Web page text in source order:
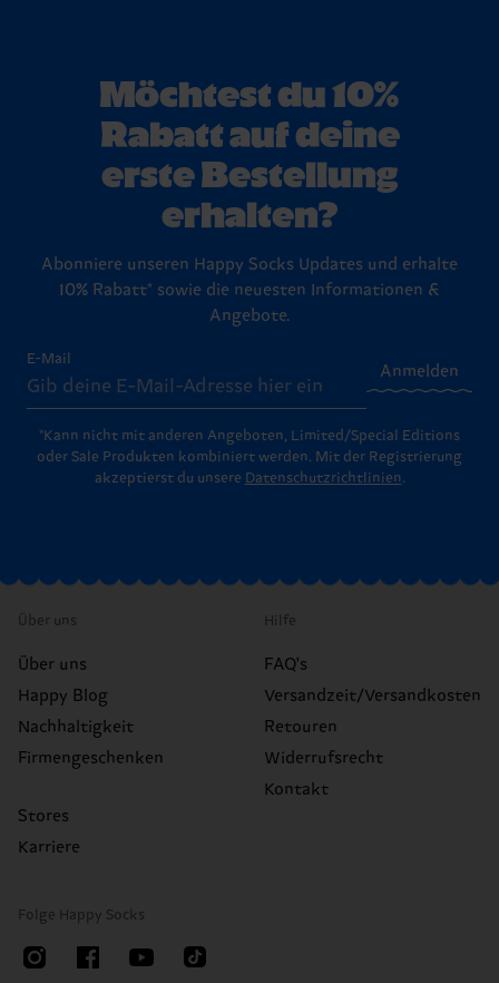
Möchtest du 10%
Rabatt auf deine
erste Bestellung
erhalten?
Abonniere unseren Happy Socks Updates und erhalte
10% Rabatt* sowie die neuesten Informationen &
Angebote.
E-Mail
Anmelden
*Kann nicht mit anderen Angeboten, Limited/Special Editions
oder Sale Produkten kombiniert werden. Mit der Registrierung
akzeptierst du unsere Datenschutzrichtlinien.
Über uns
Über uns
Happy Blog
Nachhaltigkeit
Firmengeschenken
Stores
Karriere
Hilfe
FAQ's
Versandzeit/Versandkosten
Retouren
Widerrufsrecht
Kontakt
Folge Happy Socks